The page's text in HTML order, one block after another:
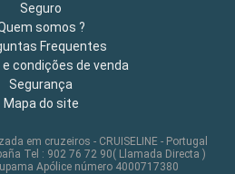
Seguro
somos ?
Frequentes
condições de venda
Segurança
Mapa do site
em cruzeiros - CRUISELINE - Portugal
Tel : 902 76 72 90( Llamada Directa )
Apólice número 4000717380